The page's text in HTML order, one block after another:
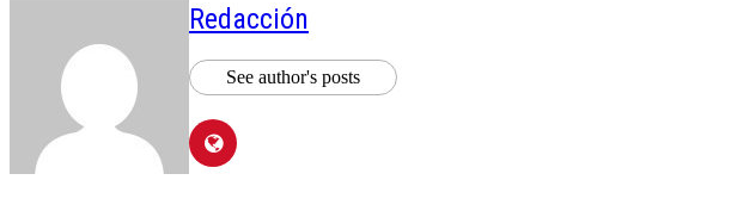
Redacción
See author's posts